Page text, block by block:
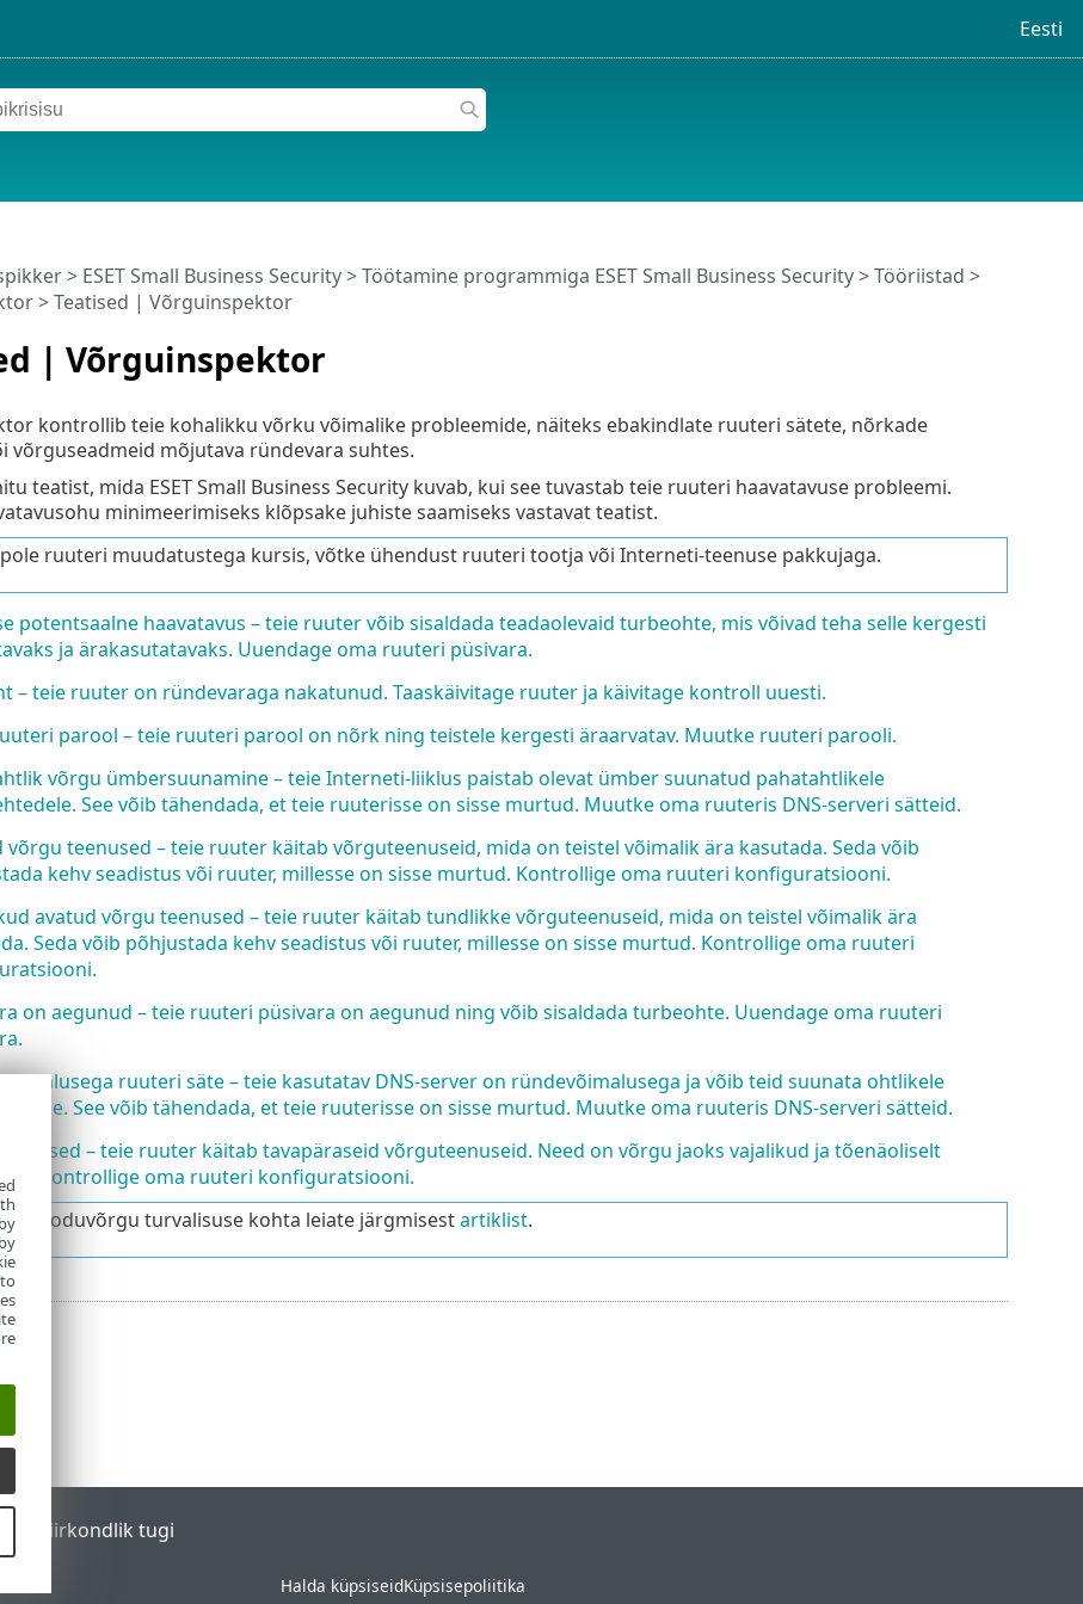
Eesti
| Võrguinspektor
> ESET Small Business Security>Töötamine programmiga ESET Small Business Security>Tööriistad >
> Teatised | Võrguinspektor
kontrollib teie kohalikku võrku võimalike probleemide, näiteks ebakindlate ruuteri sätete, nõrkade
võrguseadmeid mõjutava ründevara suhtes.
teatist, mida ESET Small Business Security kuvab, kui see tuvastab teie ruuteri haavatavuse probleemi.
minimeerimiseks klõpsake juhiste saamiseks vastavat teatist.
ruuteri muudatustega kursis, võtke ühendust ruuteri tootja või Interneti-teenuse pakkujaga.
potentsaalne haavatavus – teie ruuter võib sisaldada teadaolevaid turbeohte, mis võivad teha selle kergesti
ja ärakasutatavaks. Uuendage oma ruuteri püsivara.
– teie ruuter on ründevaraga nakatunud. Taaskäivitage ruuter ja käivitage kontroll uuesti.
parool – teie ruuteri parool on nõrk ning teistele kergesti äraarvatav. Muutke ruuteri parooli.
võrgu ümbersuunamine – teie Interneti-liiklus paistab olevat ümber suunatud pahatahtlikele
See võib tähendada, et teie ruuterisse on sisse murtud. Muutke oma ruuteris DNS-serveri sätteid.
võrgu teenused – teie ruuter käitab võrguteenuseid, mida on teistel võimalik ära kasutada. Seda võib
kehv seadistus või ruuter, millesse on sisse murtud. Kontrollige oma ruuteri konfiguratsiooni.
avatud võrgu teenused – teie ruuter käitab tundlikke võrguteenuseid, mida on teistel võimalik ära
Seda võib põhjustada kehv seadistus või ruuter, millesse on sisse murtud. Kontrollige oma ruuteri
on aegunud – teie ruuteri püsivara on aegunud ning võib sisaldada turbeohte. Uuendage oma ruuteri
ruuteri säte – teie kasutatav DNS-server on ründevõimalusega ja võib teid suunata ohtlikele
See võib tähendada, et teie ruuterisse on sisse murtud. Muutke oma ruuteris DNS-serveri sätteid.
– teie ruuter käitab tavapäraseid võrguteenuseid. Need on võrgu jaoks vajalikud ja tõenäoliselt
Kontrollige oma ruuteri konfiguratsiooni.
koduvõrgu turvalisuse kohta leiate järgmisestartiklist.
Piirkondlik tugi
Halda küpsiseidKüpsisepoliitika